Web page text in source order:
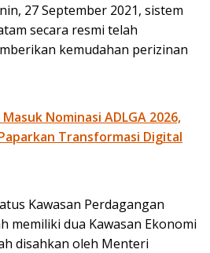
27 September 2021, sistem
secara resmi telah
kemudahan perizinan
Nominasi ADLGA 2026,
Transformasi Digital
Kawasan Perdagangan
memiliki dua Kawasan Ekonomi
disahkan oleh Menteri